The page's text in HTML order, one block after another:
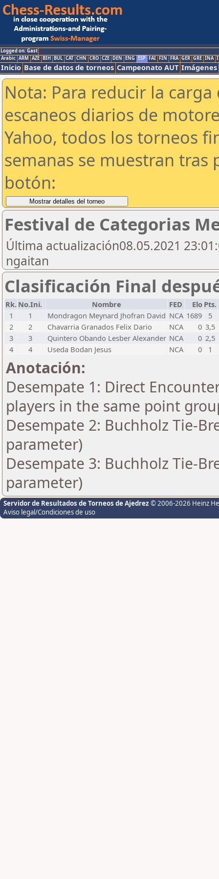
Logged on: Gast
Arabic ARM AZE BIH BUL CAT CHN CRO CZE DEN ENG ESP FAI FIN FRA GER GRE INA
Inicio Base de datos de torneos Campeonato AUT Imágenes
Nota: Para reducir la
escaneos diarios de
Yahoo, todos los torneos
semanas se muestran tras
botón:
Festival de Categorias
Última actualización08.05.2021
ngaitan
Clasificación Final
Rk. No.Ini. Nombre FED Elo Pts.
1
1 Mondragon Meynard Jhofran David NCA 1689
5
2
2 Chavarria Granados Felix Dario NCA 0 3,5
3
3 Quintero Obando Lesber Alexander NCA 0 2,5
4
4 Useda Bodan Jesus NCA 0 1
Anotación:
Desempate 1: Direct
players in the same point
Desempate 2: Buchholz Tie-
parameter)
Desempate 3: Buchholz Tie-
parameter)
Servidor de Resultados de Torneos de Ajedrez © 2006-2026 Heinz
Aviso legal/Condiciones de uso